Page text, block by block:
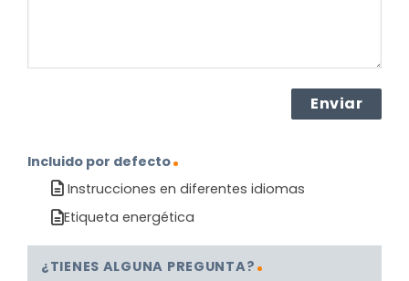
Incluido por defecto
Instrucciones en diferentes idiomas
Etiqueta energética
¿TIENES ALGUNA PREGUNTA?